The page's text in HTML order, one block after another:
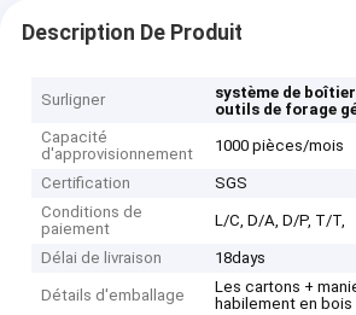
Description De Produit
Surligner système de
outils de forage
Capacité
d'approvisionnement
1000 pièces/mois
Certification
SGS
Conditions de
paiement
L/C, D/A, D/P, T/T,
Délai de livraison 18days
Détails d'emballage
Les cartons +
habilement en